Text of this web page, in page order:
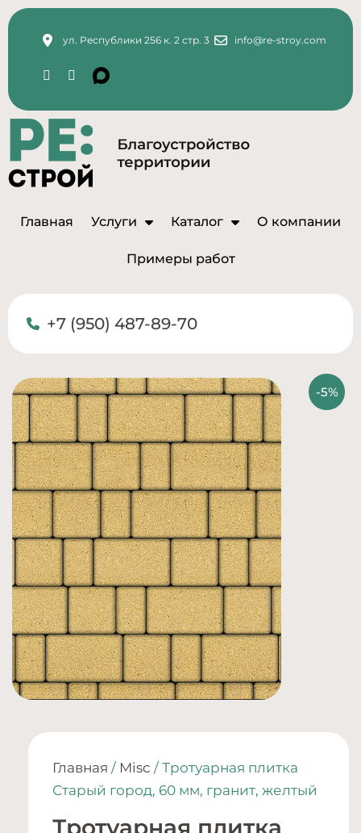
ул. Республики 256 к. 2 стр. 3 info@re-stroy.com
Главная Услуги Каталог О компании
Примеры работ
+7 (950) 487-89-70
Главная / Misc / Тротуарная плитка
Старый город, 60 мм, гранит, желтый
Тротуарная плитка